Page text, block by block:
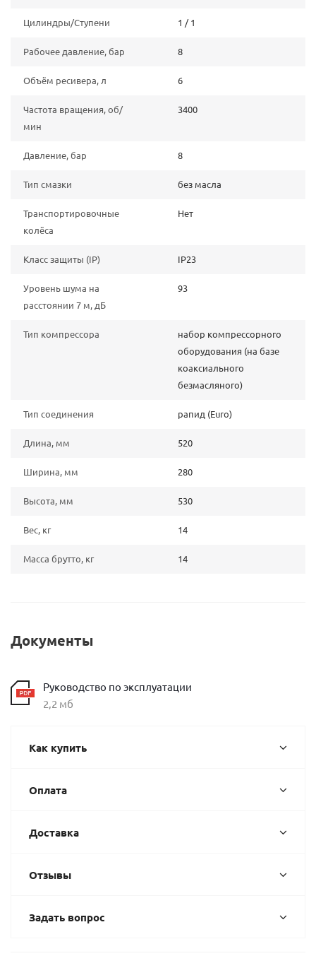
Цилиндры/Ступени 1 / 1
Рабочее давление, бар 8
Объём ресивера, л 6
Частота вращения, об/
мин
3400
Давление, бар 8
Тип смазки без масла
Транспортировочные
колёса
Нет
Класс защиты (IP) IP23
Уровень шума на
расстоянии 7 м, дБ
93
Тип компрессора
набор компрессорного
оборудования (на базе
коаксиального
безмасляного)
Тип соединения рапид (Euro)
Длина, мм 520
Ширина, мм 280
Высота, мм 530
Вес, кг 14
Масса брутто, кг 14
Документы
Руководство по эксплуатации
2,2 мб
Как купить
Оплата
Доставка
Отзывы
Задать вопрос